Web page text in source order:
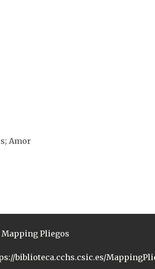
Amor
Mapping Pliegos
biblioteca.cchs.csic.es/